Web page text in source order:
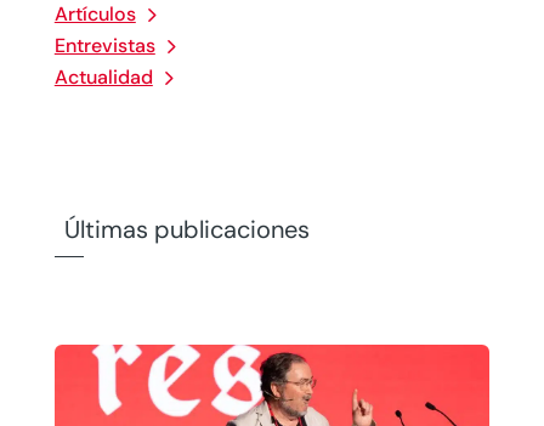
Artículos
Entrevistas
Actualidad
Últimas publicaciones